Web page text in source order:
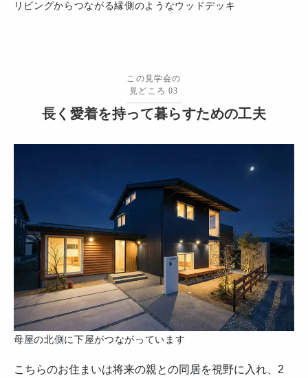
リビングからつながる縁側のようなウッドデッキ
この見学会の
見どころ 03
長く愛着を持って暮らすための工夫
母屋の北側に下屋がつながっています
こちらのお住まいは将来の親との同居を視野に入れ、2